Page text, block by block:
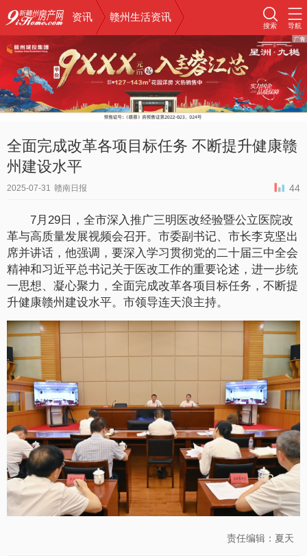
资讯 赣州生活资讯
搜索 导航
全面完成改革各项目标任务 不断提升健康赣
州建设水平
2025-07-31 赣南日报 44
7月29日，全市深入推广三明医改经验暨公立医院改
革与高质量发展视频会召开。市委副书记、市长李克坚出
席并讲话，他强调，要深入学习贯彻党的二十届三中全会
精神和习近平总书记关于医改工作的重要论述，进一步统
一思想、凝心聚力，全面完成改革各项目标任务，不断提
升健康赣州建设水平。市领导连天浪主持。
责任编辑：夏天